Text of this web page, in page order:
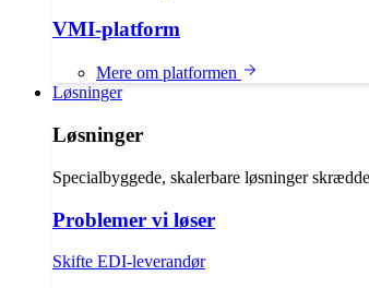
VMI-platform
Mere om platformen
Løsninger
Løsninger
Specialbyggede, skalerbare løsninger
Problemer vi løser
Skifte EDI-leverandør